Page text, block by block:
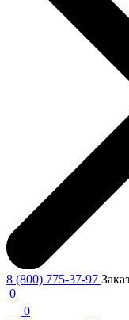
8 (800) 775-37-97
0
0